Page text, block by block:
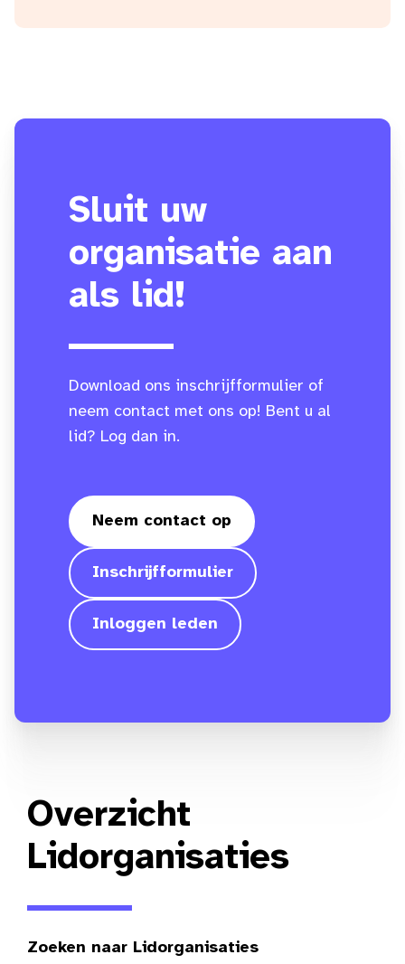
Sluit uw
organisatie aan
als lid!
Download ons inschrijfformulier of
neem contact met ons op! Bent u al
lid? Log dan in.
Neem contact op
Inschrijfformulier
Inloggen leden
Overzicht
Lidorganisaties
Zoeken naar Lidorganisaties